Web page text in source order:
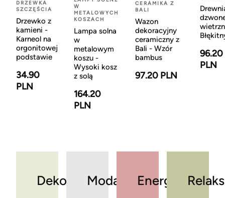
DRZEWKA
SZCZĘŚCIA
Drzewko z
kamieni -
Karneol na
orgonitowej
podstawie
34.90
PLN
W
METALOWYCH
KOSZACH
Lampa solna
w
metalowym
koszu -
Wysoki kosz
z solą
164.20
PLN
CERAMIKA Z
BALI
Wazon
dekoracyjny
ceramiczny z
Bali - Wzór
bambus
97.20 PLN
96.20
PLN
DekoracjeModa Energia Relaks